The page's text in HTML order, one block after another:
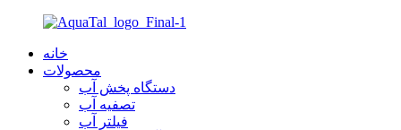
خانه
محصولات
دستگاه پخش آب
تصفیه آب
فیلتر آب